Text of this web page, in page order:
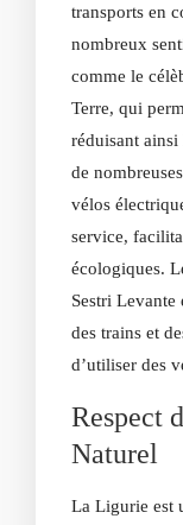
transports en
nombreux
comme le
Terre, qui
réduisant
de
vélos
service,
écologiques.
Sestri Levante
des trains et
d’utiliser des
Respect
Naturel
La Ligurie est